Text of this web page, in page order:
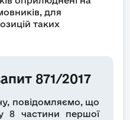
для
таких
871/2017
повідомляємо, що
8 частини першої